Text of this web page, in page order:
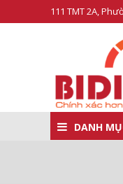
111 TMT 2A,
DANH